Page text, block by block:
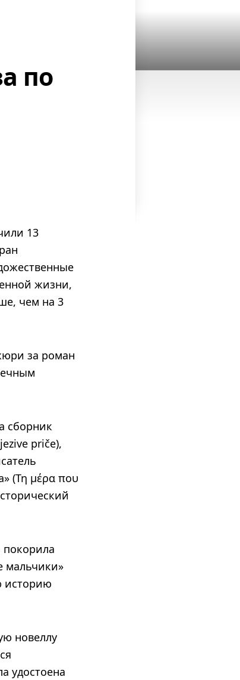
по
13
жизни,
чем на 3
за роман
сборник
priče),
(Τη μέρα που
покорила
мальчики»
историю
новеллу
удостоена